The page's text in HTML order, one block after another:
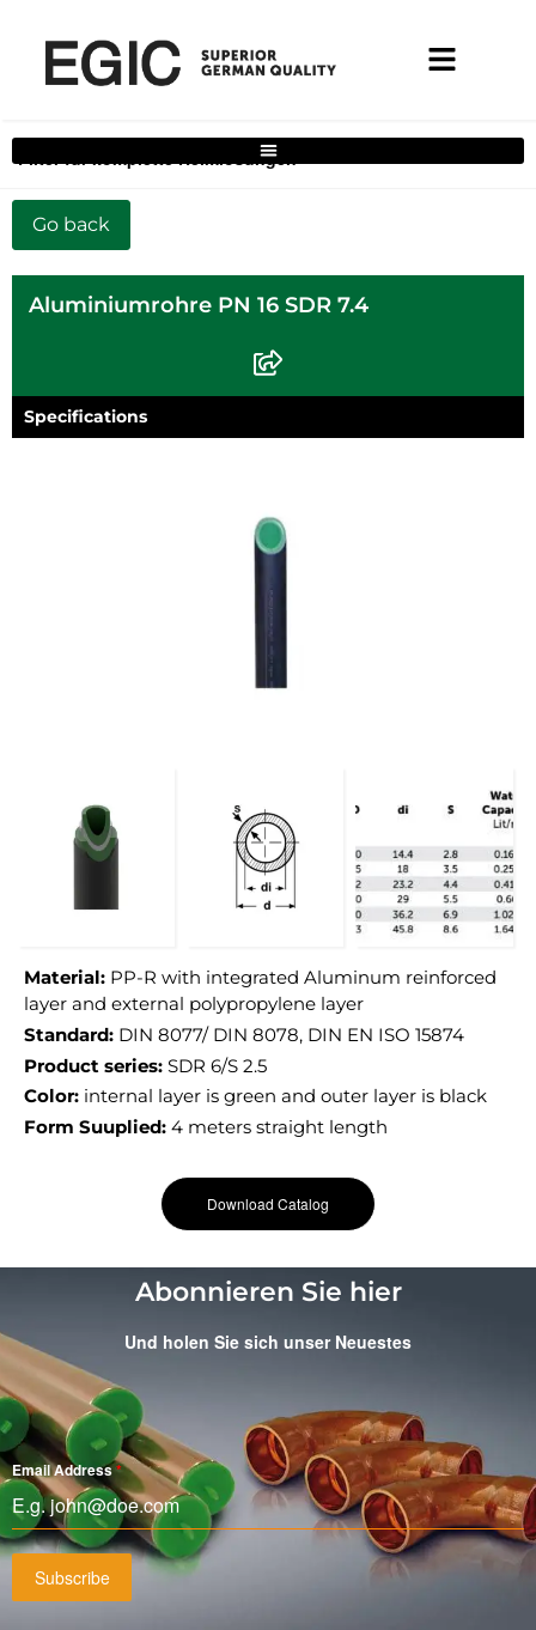
Filter für komplette Heimlösungen
Aluminiumrohre PN 16 SDR 7.4
Specifications
Material: PP-R with integrated Aluminum reinforced
layer and external polypropylene layer
Standard: DIN 8077/ DIN 8078, DIN EN ISO 15874
Product series: SDR 6/S 2.5
Color: internal layer is green and outer layer is black
Form Suuplied: 4 meters straight length
Download Catalog
Abonnieren Sie hier
Und holen Sie sich unser Neuestes
Email Address*
Subscribe